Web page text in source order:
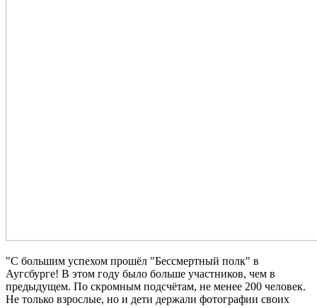
"С большим успехом прошёл "Бессмертный полк" в
Аугсбурге! В этом году было больше участников, чем в
предыдущем. По скромным подсчётам, не менее 200 человек.
Не только взрослые, но и дети держали фотографии своих